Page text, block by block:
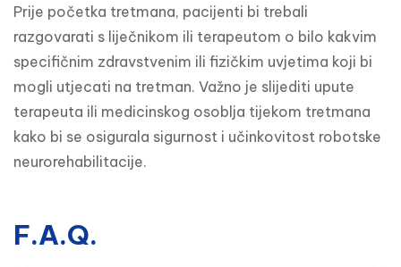
Prije početka tretmana, pacijenti bi trebali
razgovarati s liječnikom ili terapeutom o bilo kakvim
specifičnim zdravstvenim ili fizičkim uvjetima koji bi
mogli utjecati na tretman. Važno je slijediti upute
terapeuta ili medicinskog osoblja tijekom tretmana
kako bi se osigurala sigurnost i učinkovitost robotske
neurorehabilitacije.
F.A.Q.